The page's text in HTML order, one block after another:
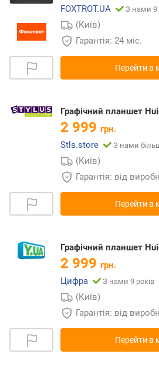
FOXTROT.UA
З нами 9
(Київ)
Гарантія: 24 міс.
Перейти в
Графічний планшет
2 999 грн.
Stls.store
З нами
(Київ)
Гарантія: від
Перейти в
Графічний планшет
2 999 грн.
Цифра
З нами 9 років
(Київ)
Гарантія: від
Перейти в